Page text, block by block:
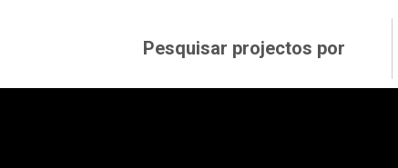
Pesquisar projectos por